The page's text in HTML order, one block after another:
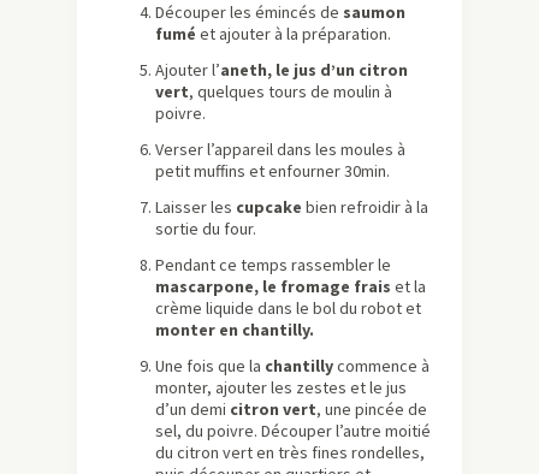
Découper les émincés de saumon
fumé et ajouter à la préparation.
Ajouter l’aneth, le jus d’un citron
vert, quelques tours de moulin à
poivre.
Verser l’appareil dans les moules à
petit muffins et enfourner 30min.
Laisser les cupcake bien refroidir à la
sortie du four.
Pendant ce temps rassembler le
mascarpone, le fromage frais et la
crème liquide dans le bol du robot et
monter en chantilly.
Une fois que la chantillycommence à
monter, ajouter les zestes et le jus
d’un demi citron vert, une pincée de
sel, du poivre. Découper l’autre moitié
du citron vert en très fines rondelles,